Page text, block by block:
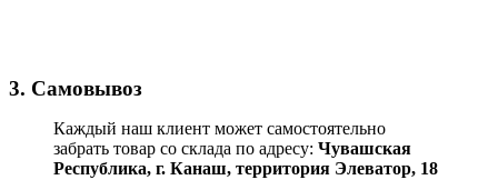
3. Самовывоз
Каждый наш клиент может самостоятельно
забрать товар со склада по адресу: Чувашская
Республика, г. Канаш, территория Элеватор, 18